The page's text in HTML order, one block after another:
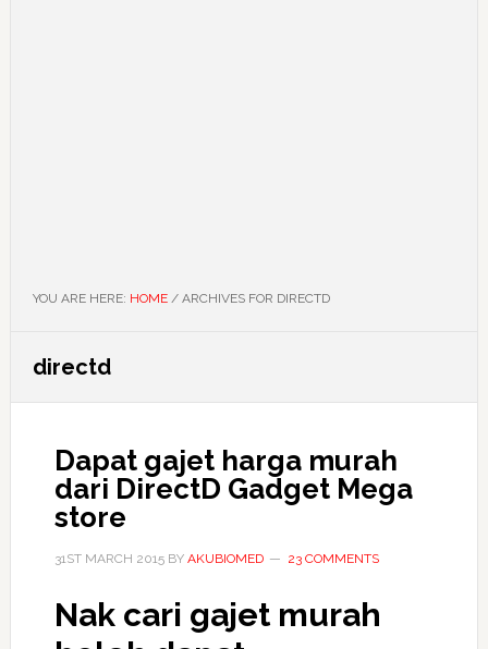
YOU ARE HERE: HOME /ARCHIVES FOR DIRECTD
directd
Dapat gajet harga murah
dari DirectD Gadget Mega
store
31ST MARCH 2015BY AKUBIOMED 23 COMMENTS
Nak cari gajet murah